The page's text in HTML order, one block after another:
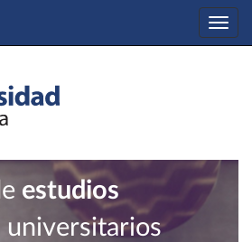
estudios
universitarios